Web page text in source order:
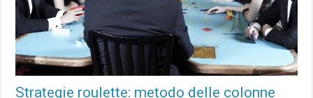
Strategie roulette: metodo delle colonne